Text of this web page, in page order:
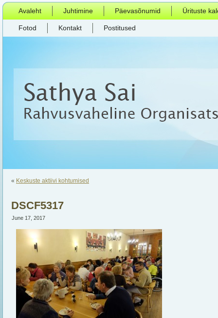
Avaleht Juhtimine Päevasõnumid Ürituste
Fotod Kontakt Postitused
« Keskuste aktiivi kohtumised
DSCF5317
June 17, 2017